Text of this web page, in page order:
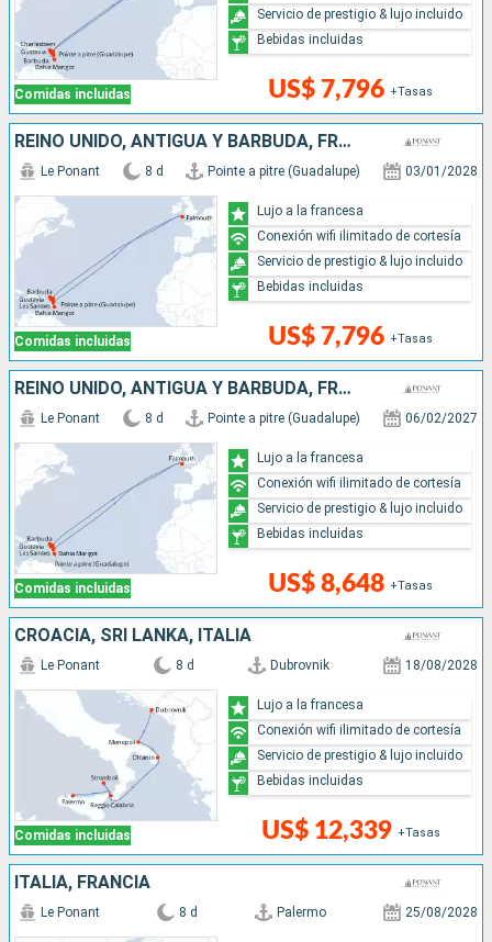
Comidas incluidas US$ 7,796 +Tasas
Servicio de prestigio & lujo incluido
Bebidas incluidas
REINO UNIDO, ANTIGUA Y BARBUDA, FRANCIA, SANTA LUCIA
Comidas incluidas
Le Ponant 8 d Pointe a pitre (Guadalupe) 03/01/2028
US$ 7,796 +Tasas
Lujo a la francesa
Conexión wifi ilimitado de cortesía
Servicio de prestigio & lujo incluido
Bebidas incluidas
REINO UNIDO, ANTIGUA Y BARBUDA, FRANCIA, , SANTA LUCIA
Comidas incluidas
Le Ponant 8 d Pointe a pitre (Guadalupe) 06/02/2027
US$ 8,648 +Tasas
Lujo a la francesa
Conexión wifi ilimitado de cortesía
Servicio de prestigio & lujo incluido
Bebidas incluidas
CROACIA, SRI LANKA, ITALIA
Comidas incluidas
Le Ponant 8 d Dubrovnik 18/08/2028
US$ 12,339 +Tasas
Lujo a la francesa
Conexión wifi ilimitado de cortesía
Servicio de prestigio & lujo incluido
Bebidas incluidas
ITALIA, FRANCIA
Le Ponant 8 d Palermo 25/08/2028